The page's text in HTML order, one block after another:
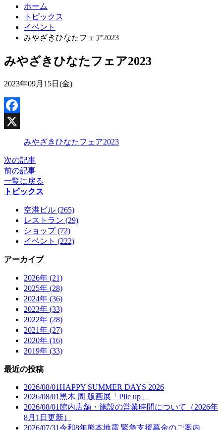
ホーム
トピックス
イベント
みやざきひなたフェア2023
みやざきひなたフェア2023
2023年09月15日(金)
Facebook
みやざきひなたフェア2023
次の記事
前の記事
一覧に戻る
トピックス
空港ビル (265)
レストラン (29)
ショップ (72)
イベント (222)
アーカイブ
2026年 (21)
2025年 (28)
2024年 (36)
2023年 (33)
2022年 (28)
2021年 (27)
2020年 (16)
2019年 (33)
最近の投稿
2026/08/01HAPPY SUMMER DAYS 2026
2026/08/01黒木 周 版画展「Pile up」
2026/08/01館内店舗・施設の営業時間について（2026年
8月1日更新）
2026/07/31令和8年熊本地震 緊急支援募金のご案内